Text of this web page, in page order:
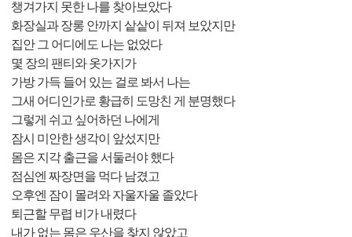
챙겨가지 못한 나를 찾아보았다
화장실과 장롱 안까지 샅샅이 뒤져 보았지만
집안 그 어디에도 나는 없었다
몇 장의 팬티와 옷가지가
가방 가득 들어 있는 걸로 봐서 나는
그새 어디인가로 황급히 도망친 게 분명했다
그렇게 쉬고 싶어하던 나에게
잠시 미안한 생각이 앞섰지만
몸은 지각 출근을 서둘러야 했다
점심엔 짜장면을 먹다 남겼고
오후엔 잠이 몰려와 자울자울 졸았다
퇴근할 무렵 비가 내렸다
내가 없는 몸은 우산을 찾지 않았고